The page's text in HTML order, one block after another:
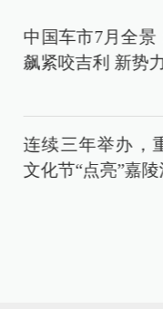
中国车市7月全景
飙紧咬吉利 新势
连续三年举办，
文化节“点亮”嘉